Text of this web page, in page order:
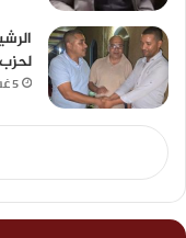
5 غشت، 2026